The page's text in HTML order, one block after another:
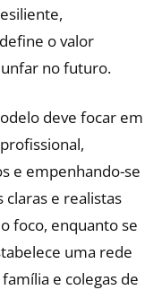
o valor
no futuro.
deve focar em
e empenhando-se
e realistas
foco, enquanto se
uma rede
e colegas de